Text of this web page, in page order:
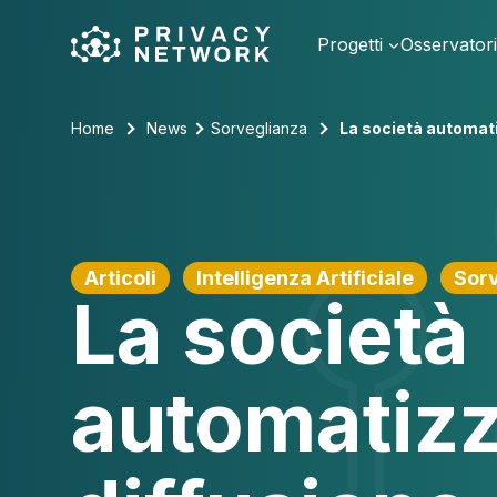
Progetti
Home News Sorveglianza La società
Articoli Intelligenza Artificiale
La società